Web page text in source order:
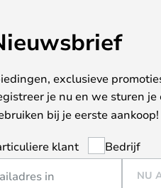
exclusieve
je nu en we sturen je
bij je eerste aankoop!
klant Bedrijf
NU